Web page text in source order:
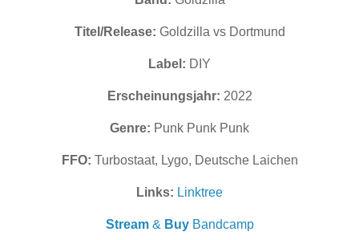
Titel/Release: Goldzilla vs Dortmund
Label: DIY
Erscheinungsjahr: 2022
Genre: Punk Punk Punk
FFO: Turbostaat, Lygo, Deutsche Laichen
Links: Linktree
Stream& BuyBandcamp